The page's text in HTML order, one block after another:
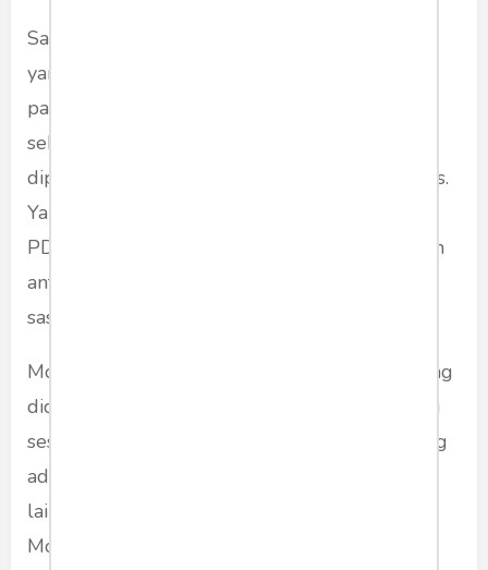
Saya cukup banyak memiliki data bahwa apa
yang terjadi di dalam kisruh partai demokrat
pada mulanya adalah "by design". Adanya
sebuah operasi rahasia yang memang sudah
dipersiapkan sangat rapih untuk playing victims.
Yang sasaran utamanya tentu saja Jokowi dan
PDI-P wabil khusus Megawati. Dengan sasaran
antaranya adalah Moeldoko yang dijadikan
sasaran tembak?
Moeldoko mulanya hanya salah satu orang yang
didatangi oleh para "kader yang kecewa". Yang
sesungguhnya juga mendatangi siapa saja yang
ada di lingkaran dalam Istana. Sebut saja yang
lainnya Luhut B. Panjaitan. Tapi kenapa hanya
Moeldoko yang bereaksi?